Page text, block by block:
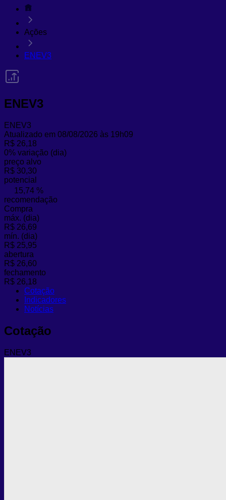
Ações
ENEV3
ENEV3
ENEV3
Atualizado em 08/08/2026 às 19h09
R$ 26,18
0% variação (dia)
preço alvo
R$ 30,30
potencial
15,74 %
recomendação
Compra
máx. (dia)
R$ 26,69
mín. (dia)
R$ 25,95
abertura
R$ 26,60
fechamento
R$ 26,18
Cotação
Indicadores
Notícias
Cotação
ENEV3